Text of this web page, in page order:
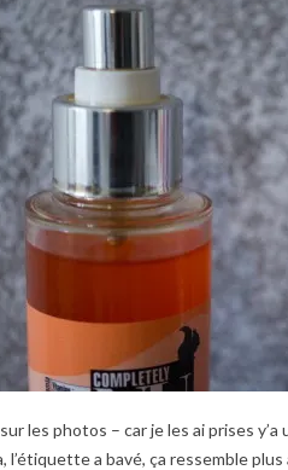
les photos – car je les ai prises
l’étiquette a bavé, ça ressemble plus